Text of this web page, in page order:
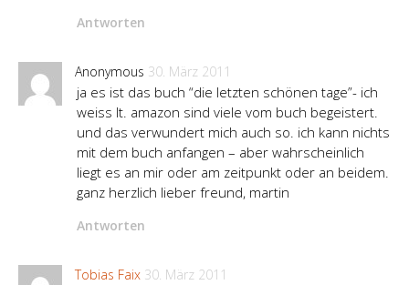
Antworten
Anonymous 30. März 2011
ja es ist das buch “die letzten schönen tage”- ich
weiss lt. amazon sind viele vom buch begeistert.
und das verwundert mich auch so. ich kann nichts
mit dem buch anfangen – aber wahrscheinlich
liegt es an mir oder am zeitpunkt oder an beidem.
ganz herzlich lieber freund, martin
Antworten
Tobias Faix 30. März 2011